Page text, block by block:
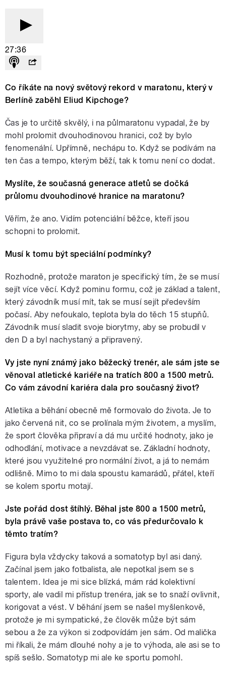
27:36
Co říkáte na nový světový rekord v maratonu, který v
Berlíně zaběhl Eliud Kipchoge?
Čas je to určitě skvělý, i na půlmaratonu vypadal, že by
mohl prolomit dvouhodinovou hranici, což by bylo
fenomenální. Upřímně, nechápu to. Když se podívám na
ten čas a tempo, kterým běží, tak k tomu není co dodat.
Myslíte, že současná generace atletů se dočká
průlomu dvouhodinové hranice na maratonu?
Věřím, že ano. Vidím potenciální běžce, kteří jsou
schopni to prolomit.
Musí k tomu být speciální podmínky?
Rozhodně, protože maraton je specifický tím, že se musí
sejít více věcí. Když pominu formu, což je základ a talent,
který závodník musí mít, tak se musí sejít především
počasí. Aby nefoukalo, teplota byla do těch 15 stupňů.
Závodník musí sladit svoje biorytmy, aby se probudil v
den D a byl nachystaný a připravený.
Vy jste nyní známý jako běžecký trenér, ale sám jste se
věnoval atletické kariéře na tratích 800 a 1500 metrů.
Co vám závodní kariéra dala pro současný život?
Atletika a běhání obecně mě formovalo do života. Je to
jako červená nit, co se prolínala mým životem, a myslím,
že sport člověka připraví a dá mu určité hodnoty, jako je
odhodlání, motivace a nevzdávat se. Základní hodnoty,
které jsou využitelné pro normální život, a já to nemám
odlišně. Mimo to mi dala spoustu kamarádů, přátel, kteří
se kolem sportu motají.
Jste pořád dost štíhlý. Běhal jste 800 a 1500 metrů,
byla právě vaše postava to, co vás předurčovalo k
těmto tratím?
Figura byla vždycky taková a somatotyp byl asi daný.
Začínal jsem jako fotbalista, ale nepotkal jsem se s
talentem. Idea je mi sice blízká, mám rád kolektivní
sporty, ale vadil mi přístup trenéra, jak se to snaží ovlivnit,
korigovat a vést. V běhání jsem se našel myšlenkově,
protože je mi sympatické, že člověk může být sám
sebou a že za výkon si zodpovídám jen sám. Od malička
mi říkali, že mám dlouhé nohy a je to výhoda, ale asi se to
spíš sešlo. Somatotyp mi ale ke sportu pomohl.